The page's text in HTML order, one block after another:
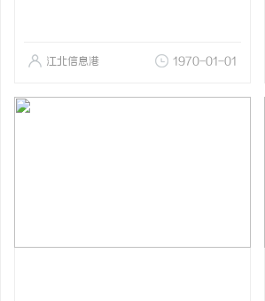
江北信息港 1970-01-01